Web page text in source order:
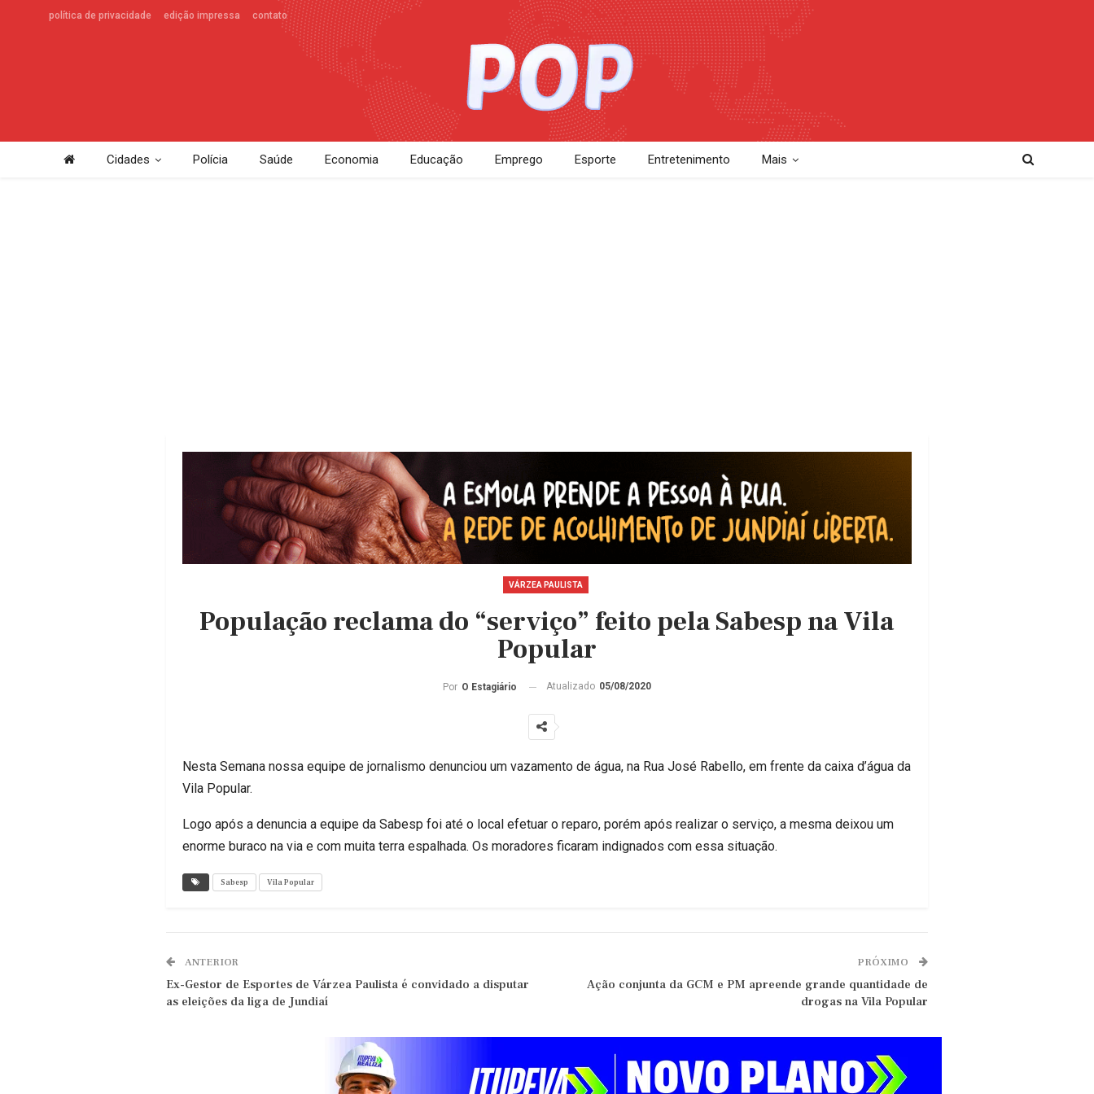
política de privacidade edição impressa contato
Cidades Polícia Saúde Economia Educação Emprego Esporte Entretenimento Mais
VÁRZEA PAULISTA
População reclama do “serviço” feito pela Sabesp na Vila
Popular
Por O Estagiário Atualizado 05/08/2020
Nesta Semana nossa equipe de jornalismo denunciou um vazamento de água, na Rua José Rabello, em frente da caixa d’água da
Vila Popular.
Logo após a denuncia a equipe da Sabesp foi até o local efetuar o reparo, porém após realizar o serviço, a mesma deixou um
enorme buraco na via e com muita terra espalhada. Os moradores ficaram indignados com essa situação.
Sabesp Vila Popular
ANTERIOR
Ex-Gestor de Esportes de Várzea Paulista é convidado a disputar
as eleições da liga de Jundiaí
PRÓXIMO
Ação conjunta da GCM e PM apreende grande quantidade de
drogas na Vila Popular